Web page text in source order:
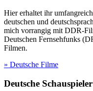
Hier erhaltet ihr
deutschen und
mich vorrangig mit DDR-
Deutschen Fernsehfunks
Filmen.
» Deutsche Filme
Deutsche Schauspieler